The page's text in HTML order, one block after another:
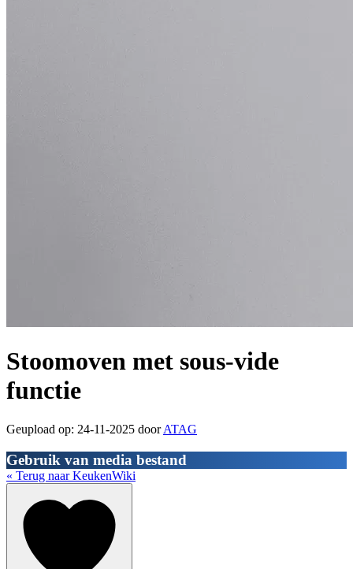
Stoomoven met sous-vide
functie
Geupload op: 24-11-2025 doorATAG
Gebruik van media bestand
« Terug naar KeukenWiki